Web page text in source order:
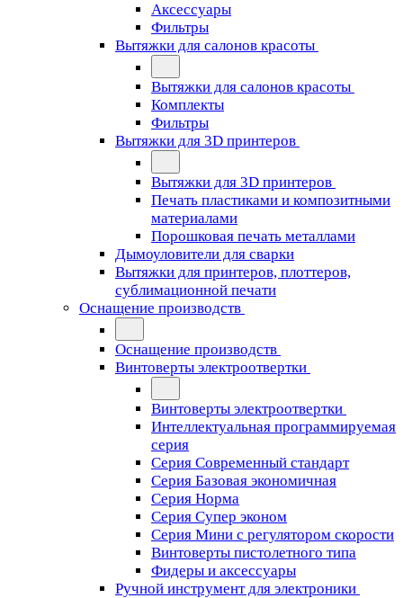
Аксессуары
Фильтры
Вытяжки для салонов красоты
Вытяжки для салонов красоты
Комплекты
Фильтры
Вытяжки для 3D принтеров
Вытяжки для 3D принтеров
Печать пластиками и композитными
материалами
Порошковая печать металлами
Дымоуловители для сварки
Вытяжки для принтеров, плоттеров,
сублимационной печати
Оснащение производств
Оснащение производств
Винтоверты электроотвертки
Винтоверты электроотвертки
Интеллектуальная программируемая
серия
Серия Современный стандарт
Серия Базовая экономичная
Серия Норма
Серия Cупер эконом
Серия Мини с регулятором скорости
Винтоверты пистолетного типа
Фидеры и аксессуары
Ручной инструмент для электроники